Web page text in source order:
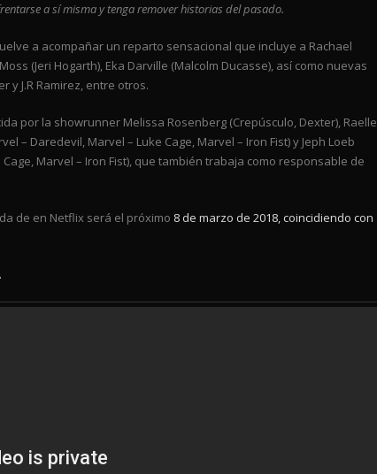
a sí misma y tenga remover historias del pasado.
a acompañar un reparto sensacional que incluye a Rachael
(Jeri Hogarth), Eka Darville (Malcolm Ducasse), así como nuevas
y J.R Ramirez, entre otros.
por la showrunner Melissa Rosenberg (Crepúsculo, Dexter), Raelle
– Daredevil, Marvel – Luke Cage, Marvel – Iron Fist) y Jeph Loeb
Marvel – Iron Fist), que también trabaja como responsable de
de en Netflix será el próximo 8 de marzo de 2018, coincidiendo con